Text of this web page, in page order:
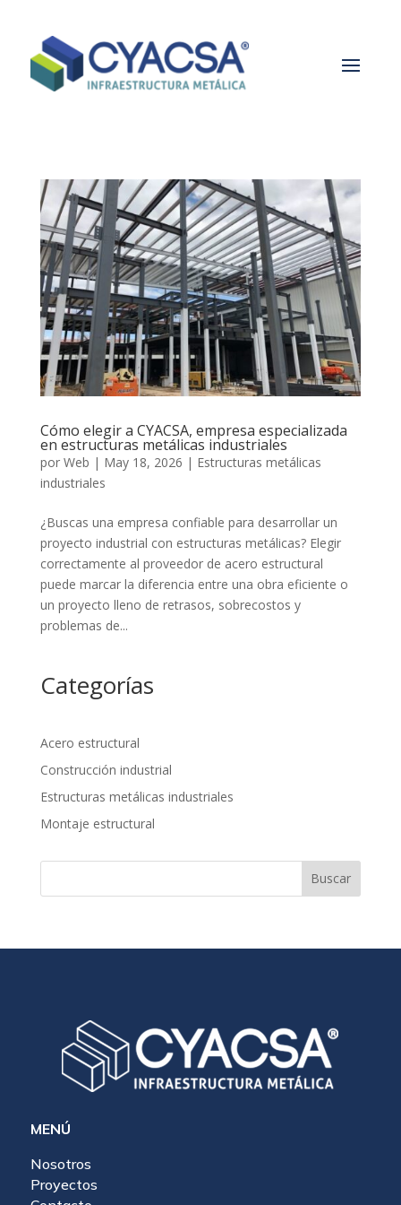
Cómo elegir a CYACSA, empresa especializada
en estructuras metálicas industriales
por Web | May 18, 2026 | Estructuras metálicas
industriales
¿Buscas una empresa confiable para desarrollar un
proyecto industrial con estructuras metálicas? Elegir
correctamente al proveedor de acero estructural
puede marcar la diferencia entre una obra eficiente o
un proyecto lleno de retrasos, sobrecostos y
problemas de...
Categorías
Acero estructural
Construcción industrial
Estructuras metálicas industriales
Montaje estructural
Buscar
MENÚ
Nosotros
Proyectos